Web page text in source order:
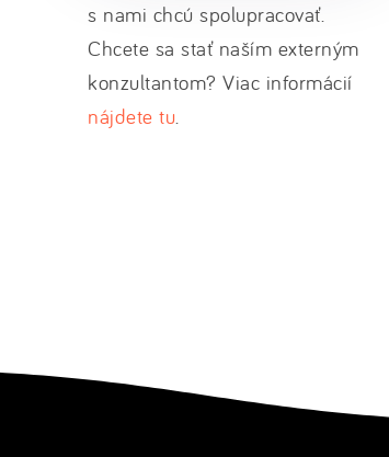
s nami chcú spolupracovať.
Chcete sa stať naším externým
konzultantom? Viac informácií
nájdete tu.